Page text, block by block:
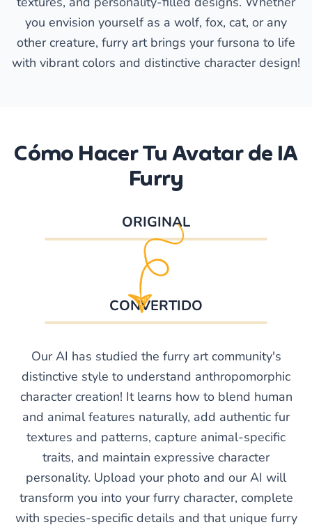
you envision yourself as a wolf, fox, cat, or any
other creature, furry art brings your fursona to life
with vibrant colors and distinctive character design!
Cómo Hacer Tu Avatar de IA
Furry
ORIGINAL
CONVERTIDO
Our AI has studied the furry art community's
distinctive style to understand anthropomorphic
character creation! It learns how to blend human
and animal features naturally, add authentic fur
textures and patterns, capture animal-specific
traits, and maintain expressive character
personality. Upload your photo and our AI will
transform you into your furry character, complete
with species-specific details and that unique furry